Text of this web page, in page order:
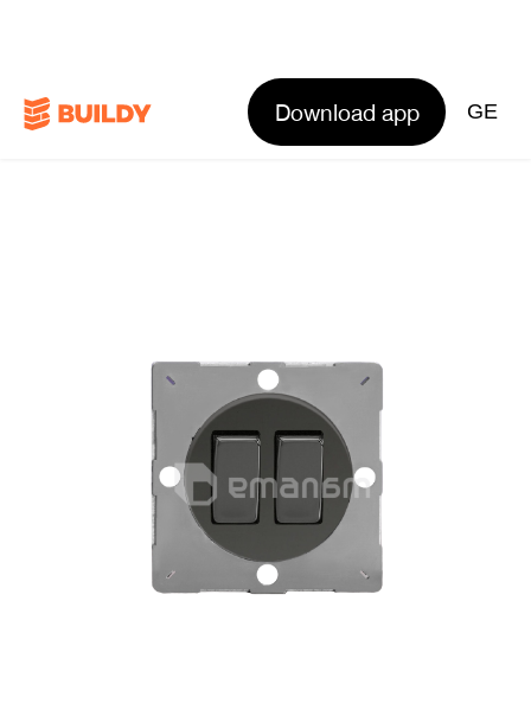
Download app GE